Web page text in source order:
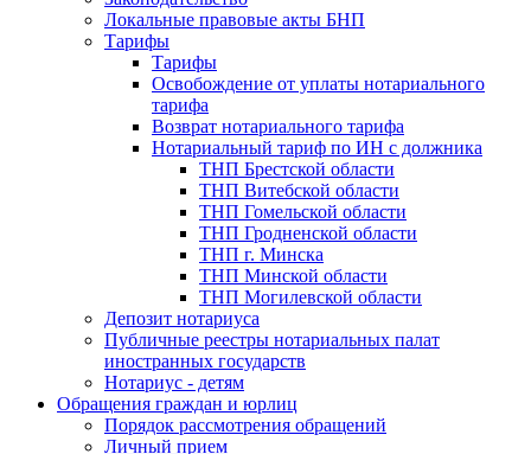
Локальные правовые акты БНП
Тарифы
Тарифы
Освобождение от уплаты нотариального
тарифа
Возврат нотариального тарифа
Нотариальный тариф по ИН с должника
ТНП Брестской области
ТНП Витебской области
ТНП Гомельской области
ТНП Гродненской области
ТНП г. Минска
ТНП Минской области
ТНП Могилевской области
Депозит нотариуса
Публичные реестры нотариальных палат
иностранных государств
Нотариус - детям
Обращения граждан и юрлиц
Порядок рассмотрения обращений
Личный прием